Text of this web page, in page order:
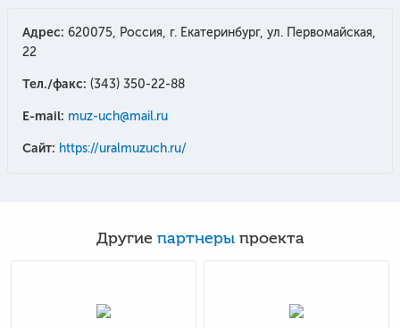
Адрес: 620075, Россия, г. Екатеринбург, ул. Первомайская,
22
Тел./факс: (343) 350-22-88
E-mail: muz-uch@mail.ru
Сайт: https://uralmuzuch.ru/
Другие партнерыпроекта